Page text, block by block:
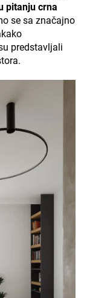
pitanju crna
se sa značajno
predstavljali